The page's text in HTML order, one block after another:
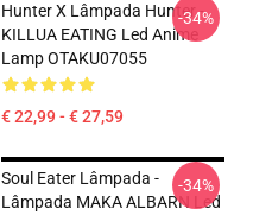
Hunter X Lâmpada Hunter -
KILLUA EATING Led Anime
Lamp OTAKU07055
€ 22,99 - € 27,59
-34%
Soul Eater Lâmpada -
Lâmpada MAKA ALBARN Led
-34%